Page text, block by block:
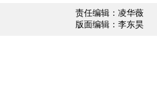
责任编辑：凌华薇
版面编辑：李东昊